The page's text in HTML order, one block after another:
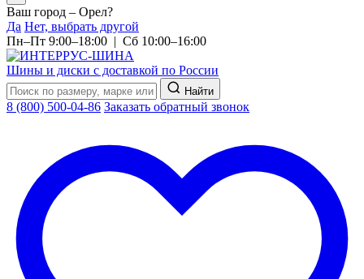
Ваш город – Орел?
Да Нет, выбрать другой
Пн–Пт 9:00–18:00 | Сб 10:00–16:00
Шины и диски с доставкой по России
Найти
8 (800) 500-04-86 Заказать обратный звонок